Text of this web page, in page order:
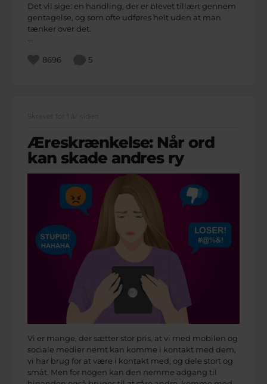
Det vil sige: en handling, der er blevet tillært gennem
gentagelse, og som ofte udføres helt uden at man
tænker over det.
8696 5
Skrevet for 1 år siden
Æreskrænkelse: Når ord
kan skade andres ry
Vi er mange, der sætter stor pris, at vi med mobilen og
sociale medier nemt kan komme i kontakt med dem,
vi har brug for at være i kontakt med, og dele stort og
småt. Men for nogen kan den nemme adgang til